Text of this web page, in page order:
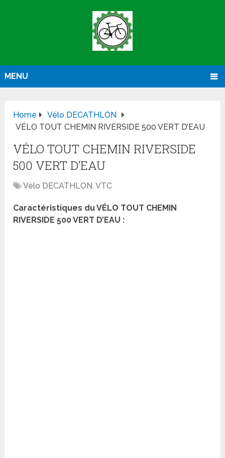
MENU
Home
Vélo DECATHLON
VÉLO TOUT CHEMIN RIVERSIDE 500 VERT D’EAU
VÉLO TOUT CHEMIN RIVERSIDE
500 VERT D’EAU
Vélo DECATHLON,VTC
Caractéristiques du VÉLO TOUT CHEMIN
RIVERSIDE 500 VERT D’EAU :